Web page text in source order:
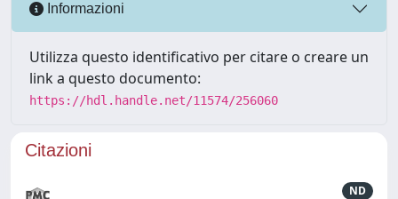
Informazioni
Utilizza questo identificativo per citare o creare un
link a questo documento:
https://hdl.handle.net/11574/256060
Citazioni
ND